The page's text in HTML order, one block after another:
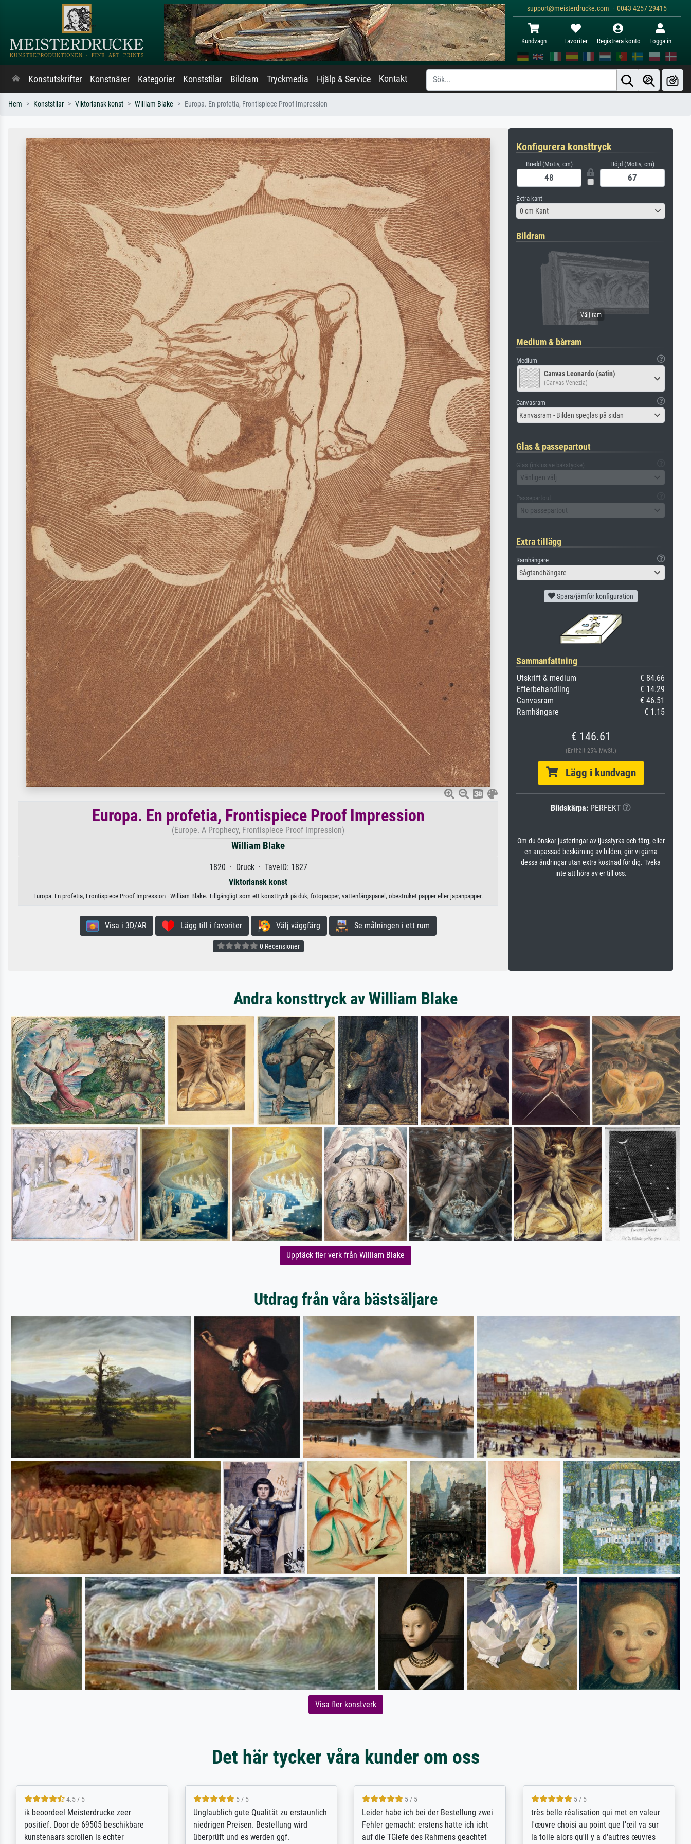
support@meisterdrucke.com · 0043 4257 29415
Kundvagn Favoriter Registrera konto Logga in
Konstutskrifter Konstnärer Kategorier Konststilar Bildram Tryckmedia Hjälp & Service Kontakt
Hem Konststilar Viktoriansk konst William Blake Europa. En profetia, Frontispiece Proof Impression
Europa. En profetia, Frontispiece Proof Impression
(Europe. A Prophecy, Frontispiece Proof Impression)
William Blake
1820 · Druck · TavelD: 1827
Viktoriansk konst
Europa. En profetia, Frontispiece Proof Impression · William Blake. Tillgängligt som ett konsttryck på duk, fotopapper, vattenfärgspanel, obestruket papper eller japanpapper.
Visa i 3D/AR Lägg till i favoriter Välj väggfärg Se målningen i ett rum
0 Recensioner
Konfigurera konsttryck
Bredd (Motiv, cm) Höjd (Motiv, cm)
Extra kant
0 cm Kant
Bildram
Medium & bårram
Medium
Canvas Leonardo (satin)
(Canvas Venezia)
Canvasram
Kanvasram - Bilden speglas på sidan
Glas & passepartout
Glas (inklusive bakstycke)
Vänligen välj
Passepartout
No passepartout
Extra tillägg
Ramhängare
Sågtandhängare
Spara/jämför konfiguration
Sammanfattning
Utskrift & medium
€ 84.66
Efterbehandling
€ 14.29
Canvasram
€ 46.51
Ramhängare
€ 1.15
€ 146.61
(Enthält 25% MwSt.)
Lägg i kundvagn
Bildskärpa: PERFEKT
Om du önskar justeringar av ljusstyrka och färg, eller
en anpassad beskärning av bilden, gör vi gärna
dessa ändringar utan extra kostnad för dig. Tveka
inte att höra av er till oss.
Andra konsttryck av William Blake
Upptäck fler verk från William Blake
Utdrag från våra bästsäljare
Visa fler konstverk
Det här tycker våra kunder om oss
5 / 5
Die Zufriedenheit ist auch nicht dadurch
getrübt, dass das Bild entgegen einer
angegebenen Lieferanschrift (sollte
5 / 5
Excellent / Highly recommended. The
selection, ordering and payment process
were easy, shipping was efficient and
5 / 5
The team at Meisterdrucke strives to
meet its clients demands, and provides
expert advice on how to obtain the best
5 / 5
eine große Auswahl an Bildern und
deren Reproduktionsmöglichkeiten;
wurde sehr gut durch die einzelnen